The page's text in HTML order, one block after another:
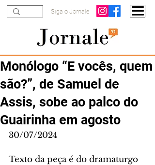
Siga o Jornale
Monólogo “E vocês, quem
são?”, de Samuel de
Assis, sobe ao palco do
Guairinha em agosto
30/07/2024
Texto da peça é do dramaturgo